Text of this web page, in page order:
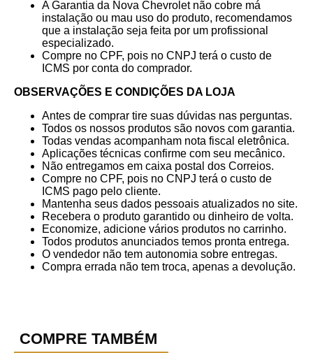
A Garantia da Nova Chevrolet não cobre má
instalação ou mau uso do produto, recomendamos
que a instalação seja feita por um profissional
especializado.
Compre no CPF, pois no CNPJ terá o custo de
ICMS por conta do comprador.
OBSERVAÇÕES E CONDIÇÕES DA LOJA
Antes de comprar tire suas dúvidas nas perguntas.
Todos os nossos produtos são novos com garantia.
Todas vendas acompanham nota fiscal eletrônica.
Aplicações técnicas confirme com seu mecânico.
Não entregamos em caixa postal dos Correios.
Compre no CPF, pois no CNPJ terá o custo de
ICMS pago pelo cliente.
Mantenha seus dados pessoais atualizados no site.
Recebera o produto garantido ou dinheiro de volta.
Economize, adicione vários produtos no carrinho.
Todos produtos anunciados temos pronta entrega.
O vendedor não tem autonomia sobre entregas.
Compra errada não tem troca, apenas a devolução.
COMPRE TAMBÉM